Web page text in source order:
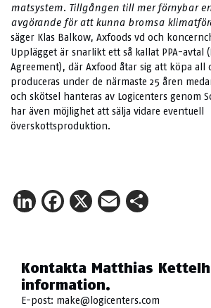
matsystem. Tillgången till mer förnybar
avgörande för att kunna bromsa
säger Klas Balkow, Axfoods vd och
Upplägget är snarlikt ett så kallat PPA-avtal
Agreement), där Axfood åtar sig att köpa all
produceras under de närmaste 25 åren
och skötsel hanteras av Logicenters genom
har även möjlighet att sälja vidare eventuell
överskottsproduktion.
LinkedIn
Facebook
X Email
Kontakta Matthias
information.
E-post: make@logicenters.com